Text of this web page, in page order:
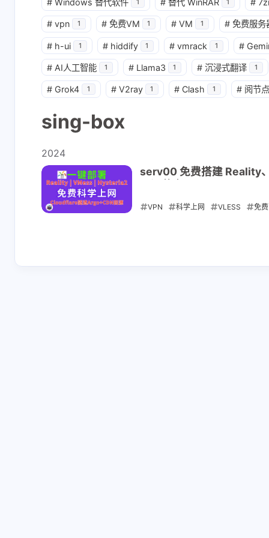
# Windows 替代软件 1 # 替代 WinRAR 1 #
# vpn 1 # 免费VM 1 # VM 1 # 免费服务
# h-ui 1 # hiddify 1 # vmrack 1 #
# AI人工智能 1 # Llama3 1 # 沉浸式翻译 1
# Grok4 1 # V2ray 1 # Clash 1 # 阅节点
sing-box
2024
serv00 免费搭建 Reality
VPN 科学上网 VLESS 免